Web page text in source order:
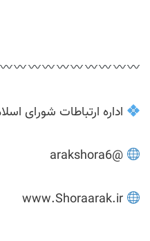
اداره ارتباطات شورای
@arakshora6
www.Shoraarak.ir